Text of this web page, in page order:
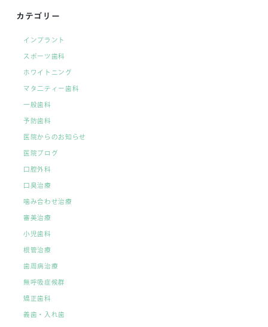
カテゴリー
インプラント
スポーツ歯科
ホワイトニング
マタ二ティー歯科
一般歯科
予防歯科
医院からのお知らせ
医院ブログ
口腔外科
口臭治療
噛み合わせ治療
審美治療
小児歯科
根管治療
歯周病治療
無呼吸症候群
矯正歯科
義歯・入れ歯